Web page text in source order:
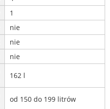
1
nie
nie
nie
162 l
od 150 do 199 litrów